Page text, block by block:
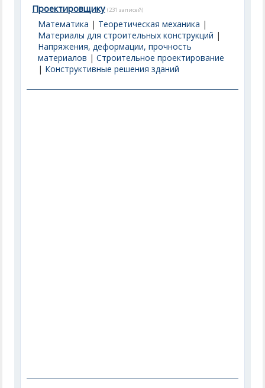
Проектировщику (231 записей)
Математика | Теоретическая механика |
Материалы для строительных конструкций |
Напряжения, деформации, прочность
материалов |Строительное проектирование
| Конструктивные решения зданий